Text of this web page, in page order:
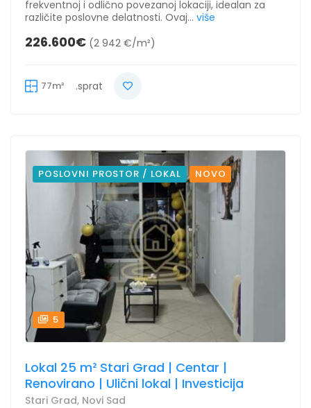
frekventnoj i odlično povezanoj lokaciji, idealan za
različite poslovne delatnosti. Ovaj... više
226.600€ (2 942 €/m²)
77m² .sprat
POSLOVNI PROSTOR / LOKAL NOVO
5
Lokal 25 m² Stari Grad | Centar |
Renovirano | Ulični lokal | Investicija
Stari Grad, Novi Sad